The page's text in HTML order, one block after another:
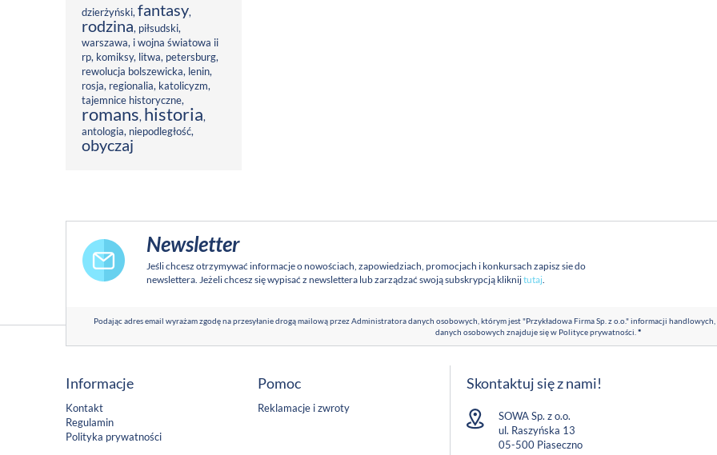
dzierżyński,fantasy,
rodzina, piłsudski,
warszawa, i wojna światowa ii
rp, komiksy, litwa, petersburg,
rewolucja bolszewicka, lenin,
rosja, regionalia, katolicyzm,
tajemnice historyczne,
romans, historia,
antologia, niepodległość,
obyczaj
Newsletter
Jeśli chcesz otrzymywać informacje o nowościach, zapowiedziach, promocjach i konkursach zapisz sie do
newslettera. Jeżeli chcesz się wypisać z newslettera lub zarządzać swoją subskrypcją kliknijtutaj.
Podając adres email wyrażam zgodę na przesyłanie drogą mailową przez Administratora danych osobowych, którym jest "Przykładowa Firma Sp. z o.o." informacji
danych osobowych znajduje się w Polityce prywatności.*
Informacje
Kontakt
Regulamin
Polityka prywatności
Pomoc
Reklamacje i zwroty
Skontaktuj się z nami!
SOWA Sp. z o.o.
ul. Raszyńska 13
05-500 Piaseczno